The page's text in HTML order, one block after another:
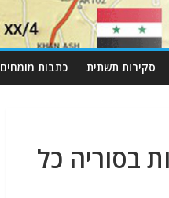
סקירות תשתית כתבות מומחים
בסוריה כל